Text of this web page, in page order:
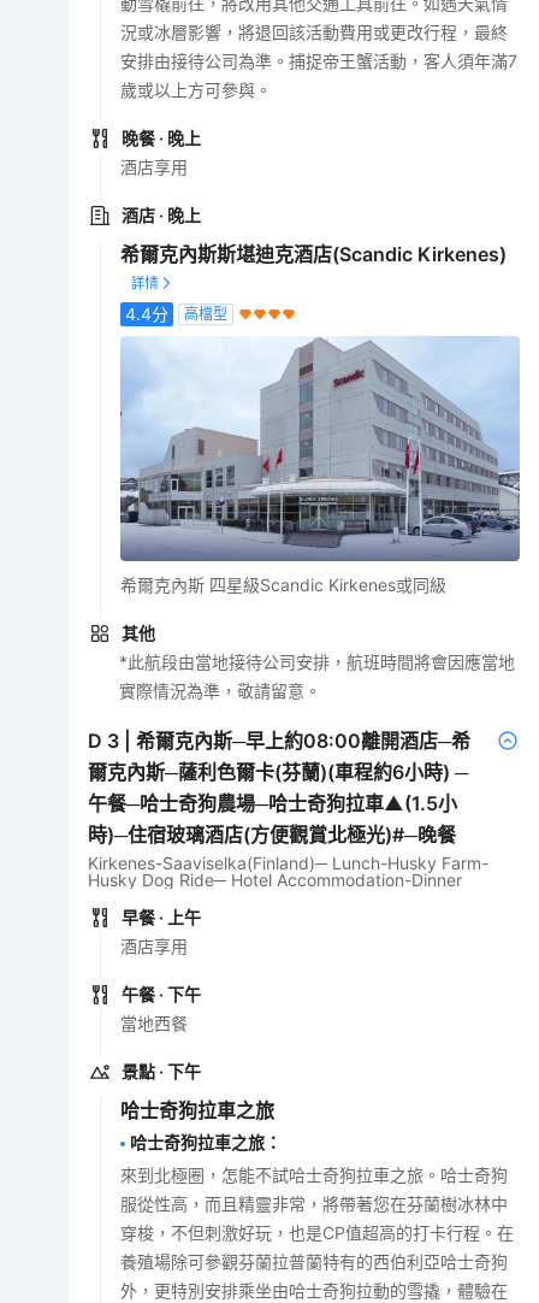
況或冰層影響，將退回該活動費用或更改行程，最終
安排由接待公司為準。捕捉帝王蟹活動，客人須年滿7
歲或以上方可參與。
晚餐 · 晚上
酒店享用
酒店 · 晚上
希爾克內斯斯堪迪克酒店(Scandic Kirkenes)
4.4分 高檔型
希爾克內斯 四星級Scandic Kirkenes或同級
其他
*此航段由當地接待公司安排，航班時間將會因應當地
實際情況為準，敬請留意。
D 3 |希爾克內斯─早上約08:00離開酒店─希
爾克內斯─薩利色爾卡(芬蘭)(車程約6小時) ─
午餐─哈士奇狗農場─哈士奇狗拉車▲(1.5小
時)─住宿玻璃酒店(方便觀賞北極光)#─晚餐
Kirkenes-Saaviselka(Finland)─ Lunch-Husky Farm-
Husky Dog Ride─ Hotel Accommodation-Dinner
早餐 · 上午
酒店享用
午餐 · 下午
當地西餐
景點 · 下午
哈士奇狗拉車之旅
哈士奇狗拉車之旅 ：
來到北極圈，怎能不試哈士奇狗拉車之旅。哈士奇狗
服從性高，而且精靈非常，將帶著您在芬蘭樹冰林中
穿梭，不但刺激好玩，也是CP值超高的打卡行程。在
養殖場除可參觀芬蘭拉普蘭特有的西伯利亞哈士奇狗
外，更特別安排乘坐由哈士奇狗拉動的雪撬，體驗在